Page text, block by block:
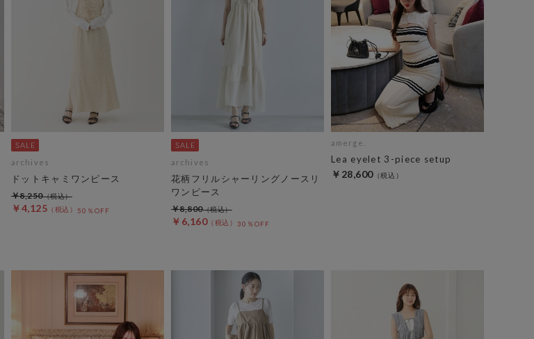
archives
ドットキャミワンピース
￥4,125 50％OFF
￥8,250
archives
花柄フリルシャーリングノースリ
ワンピース
￥6,160 30％OFF
￥8,800
amerge.
Lea eyelet 3-piece setup
￥28,600